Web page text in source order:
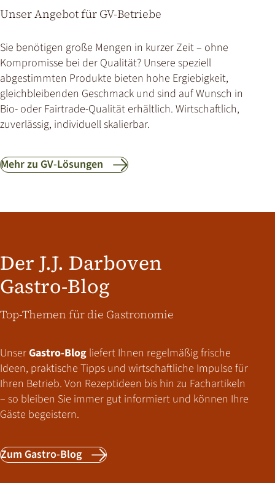
Unser Angebot für GV-Betriebe
Sie benötigen große Mengen in kurzer Zeit – ohne
Kompromisse bei der Qualität? Unsere speziell
abgestimmten Produkte bieten hohe Ergiebigkeit,
gleichbleibenden Geschmack und sind auf Wunsch in
Bio- oder Fairtrade-Qualität erhältlich. Wirtschaftlich,
zuverlässig, individuell skalierbar.
Mehr zu GV-Lösungen
Der J.J. Darboven
Gastro-Blog
Top-Themen für die Gastronomie
UnserGastro-Blog liefert Ihnen regelmäßig frische
Ideen, praktische Tipps und wirtschaftliche Impulse für
Ihren Betrieb. Von Rezeptideen bis hin zu Fachartikeln
– so bleiben Sie immer gut informiert und können Ihre
Gäste begeistern.
Zum Gastro-Blog